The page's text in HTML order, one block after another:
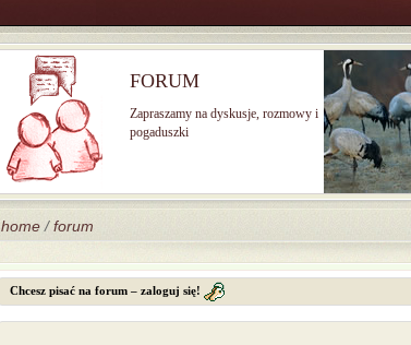
FORUM
Zapraszamy na dyskusje, rozmowy i
pogaduszki
home /forum
Chcesz pisać na forum – zaloguj się!